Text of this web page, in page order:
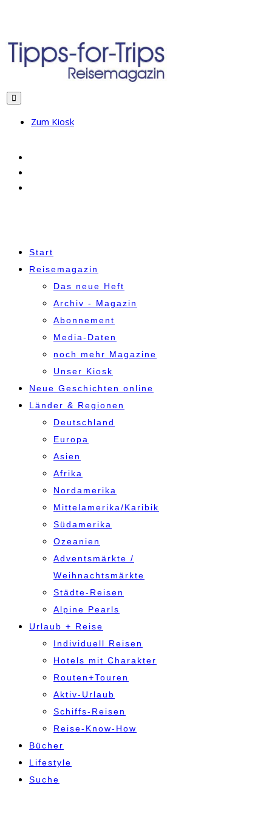
Zum Kiosk
Start
Reisemagazin
Das neue Heft
Archiv - Magazin
Abonnement
Media-Daten
noch mehr Magazine
Unser Kiosk
Neue Geschichten online
Länder & Regionen
Deutschland
Europa
Asien
Afrika
Nordamerika
Mittelamerika/Karibik
Südamerika
Ozeanien
Adventsmärkte /
Weihnachtsmärkte
Städte-Reisen
Alpine Pearls
Urlaub + Reise
Individuell Reisen
Hotels mit Charakter
Routen+Touren
Aktiv-Urlaub
Schiffs-Reisen
Reise-Know-How
Bücher
Lifestyle
Suche